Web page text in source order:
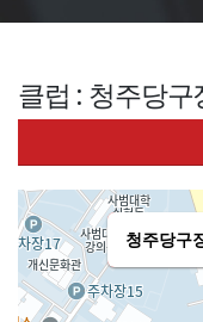
클럽 : 청주당
청주당구